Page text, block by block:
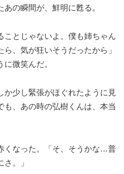
の瞬間が、鮮明に甦る。
ことじゃないよ。僕も姉ちゃん
、気が狂いそうだったから」
微笑んだ。
か少し緊張がほぐれたように見
も、あの時の弘樹くんは、本当
くなった。「そ、そうかな…普
。」